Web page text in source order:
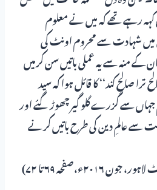
رہے تھے کہ میں نے معلوم
میں شہادت سے محروم اونٹ کی
کے منہ سے یہ عملی باتیں سن کرمیں
صالح کند‘‘ کا قائل ہوا کہ سید
سے گزرے گلو گیر چھوڑ گئے اور
سے عالمِ دین کی طرح باتیں کرنے
۶۹ تا ۷۲)